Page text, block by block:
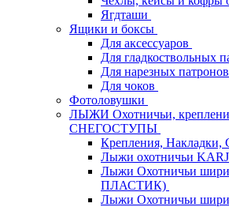
Ягдташи
Ящики и боксы
Для аксессуаров
Для гладкоствольных
Для нарезных патронов
Для чоков
Фотоловушки
ЛЫЖИ Охотничьи,
СНЕГОСТУПЫ
Крепления, Накладки,
Лыжи охотничьи
Лыжи Охотничьи
ПЛАСТИК)
Лыжи Охотничьи